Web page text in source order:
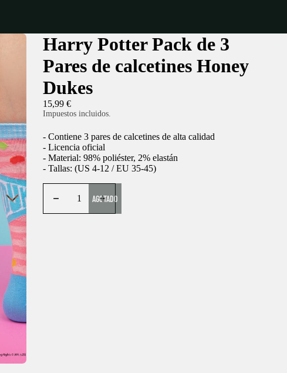
Harry Potter Pack de 3
Pares de calcetines Honey
Dukes
15,99 €
Impuestos incluidos.
- Contiene 3 pares de calcetines de alta calidad
- Licencia oficial
- Material: 98% poliéster, 2% elastán
- Tallas: (US 4-12 / EU 35-45)
AGOTADO